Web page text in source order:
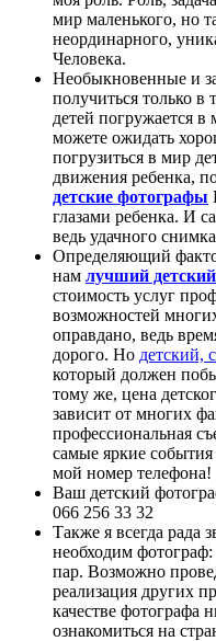
мир маленького, но
неординарного,
Человека.
Необыкновенные и
получиться только в
детей погружается
можете ожидать
погрузиться в мир
движения ребенка,
детские фотографы
глазами ребенка. И
ведь удачного
Определяющий
нам лучший
стоимость услуг
возможностей
оправдано, ведь
дорого. Но детский,
который должен
тому же, цена
зависит от многих
профессиональная
самые яркие
мой номер телефона!
Ваш детский
066 256 33 32
Также я всегда рада
необходим
пар. Возможно
реализация других
качестве
ознакомиться на